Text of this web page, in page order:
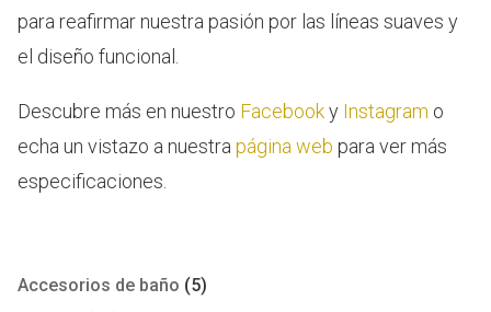
para reafirmar nuestra pasión por las líneas suaves y
el diseño funcional.
Descubre más en nuestro Facebooky Instagram o
echa un vistazo a nuestra página web para ver más
especificaciones.
Accesorios de baño (5)